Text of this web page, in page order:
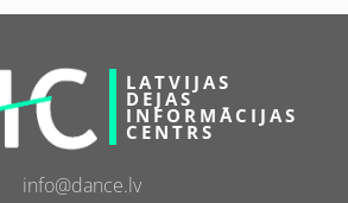
LATVIJAS
DEJAS
INFORMĀCIJAS
CENTRS
info@dance.lv